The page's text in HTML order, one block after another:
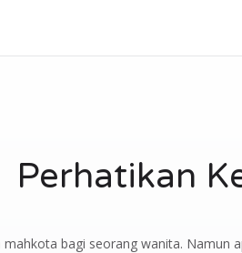
Perhatikan
mahkota bagi seorang wanita. Namun